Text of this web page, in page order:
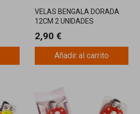
VELAS BENGALA DORADA
12CM 2 UNIDADES
2,90 €
Añadir al carrito